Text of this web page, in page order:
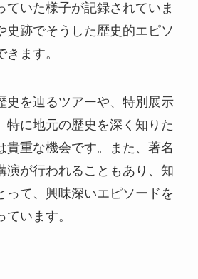
ていた様子が記録されていま
史跡でそうした歴史的エピソ
ます。
史を辿るツアーや、特別展示
特に地元の歴史を深く知りた
貴重な機会です。また、著名
演が行われることもあり、知
って、興味深いエピソードを
います。